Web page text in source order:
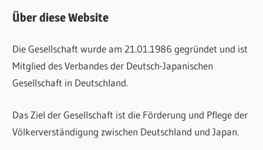
Über diese Website
Die Gesellschaft wurde am 21.01.1986 gegründet und ist
Mitglied des Verbandes der Deutsch-Japanischen
Gesellschaft in Deutschland.
Das Ziel der Gesellschaft ist die Förderung und Pflege der
Völkerverständigung zwischen Deutschland und Japan.